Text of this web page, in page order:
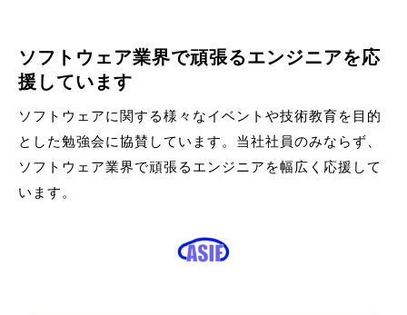
ソフトウェア業界で頑張るエンジニアを応
援しています
ソフトウェアに関する様々なイベントや技術教育を目的
とした勉強会に協賛しています。当社社員のみならず、
ソフトウェア業界で頑張るエンジニアを幅広く応援して
います。